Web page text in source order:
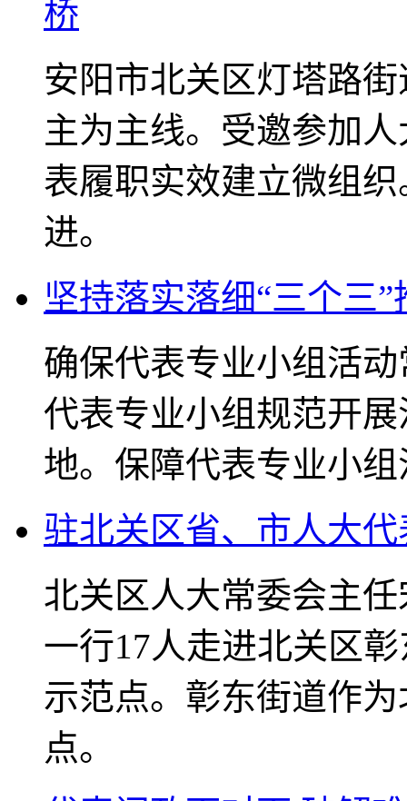
桥
安阳市北关区灯塔路
主为主线。受邀参加
表履职实效建立微组
进。
坚持落实落细“三个三
确保代表专业小组活
代表专业小组规范开
地。保障代表专业小
驻北关区省、市人大
北关区人大常委会主
一行17人走进北关区
示范点。彰东街道作
点。